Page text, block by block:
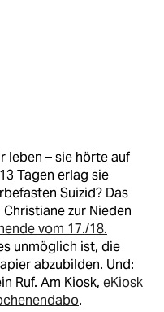
leben – sie hörte auf
Tagen erlag sie
Suizid? Das
zur Nieden
vom 17./18.
unmöglich ist, die
abzubilden. Und:
Ruf. Am Kiosk, eKiosk
.